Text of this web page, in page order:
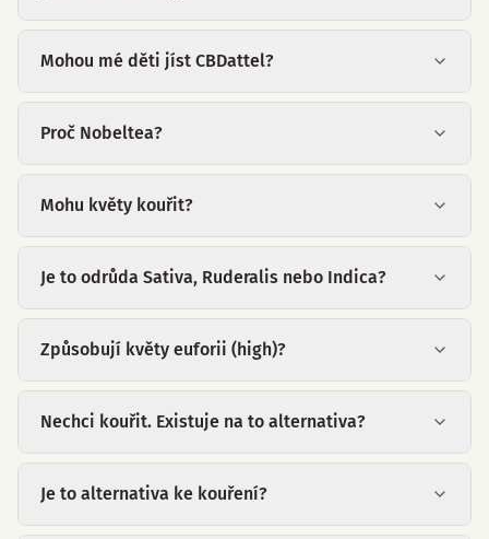
Mohou mé děti jíst CBDattel?
Proč Nobeltea?
Mohu květy kouřit?
Je to odrůda Sativa, Ruderalis nebo Indica?
Způsobují květy euforii (high)?
Nechci kouřit. Existuje na to alternativa?
Je to alternativa ke kouření?